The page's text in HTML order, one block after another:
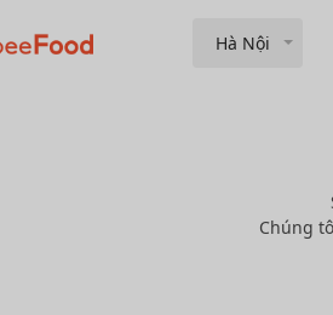
Hà Nội
Chúng